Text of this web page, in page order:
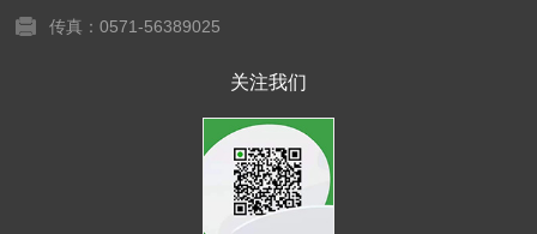
传真：0571-56389025
关注我们